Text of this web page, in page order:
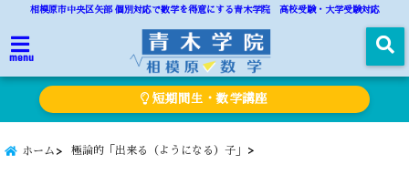
相模原市中央区矢部 個別対応で数学を得意にする青木学院 高校受験・大学受験対応
menu
短期間生・数学講座
ホーム 極論的「出来る（ようになる）子」